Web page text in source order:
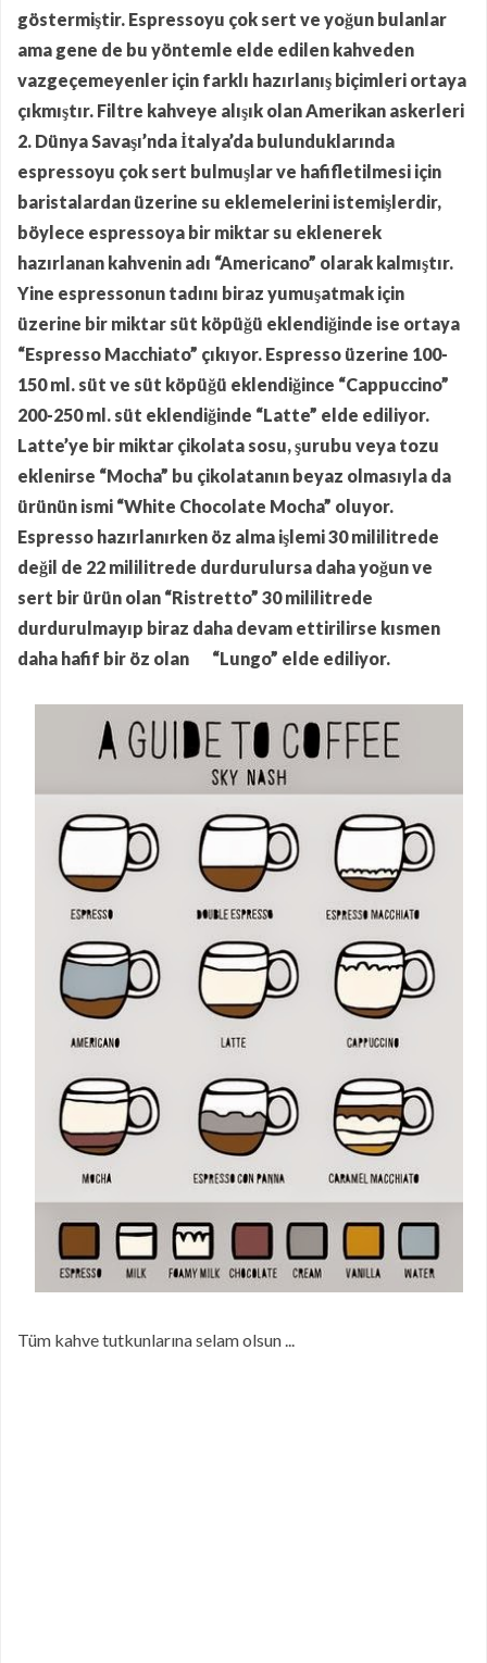
göstermiştir. Espressoyu çok sert ve yoğun bulanlar
ama gene de bu yöntemle elde edilen kahveden
vazgeçemeyenler için farklı hazırlanış biçimleri ortaya
çıkmıştır. Filtre kahveye alışık olan Amerikan askerleri
2. Dünya Savaşı’nda İtalya’da bulunduklarında
espressoyu çok sert bulmuşlar ve hafifletilmesi için
baristalardan üzerine su eklemelerini istemişlerdir,
böylece espressoya bir miktar su eklenerek
hazırlanan kahvenin adı “Americano” olarak kalmıştır.
Yine espressonun tadını biraz yumuşatmak için
üzerine bir miktar süt köpüğü eklendiğinde ise ortaya
“Espresso Macchiato” çıkıyor. Espresso üzerine 100-
150 ml. süt ve süt köpüğü eklendiğince “Cappuccino”
200-250 ml. süt eklendiğinde “Latte” elde ediliyor.
Latte’ye bir miktar çikolata sosu, şurubu veya tozu
eklenirse “Mocha” bu çikolatanın beyaz olmasıyla da
ürünün ismi “White Chocolate Mocha” oluyor.
Espresso hazırlanırken öz alma işlemi 30 mililitrede
değil de 22 mililitrede durdurulursa daha yoğun ve
sert bir ürün olan “Ristretto” 30 mililitrede
durdurulmayıp biraz daha devam ettirilirse kısmen
daha hafif bir öz olan “Lungo” elde ediliyor.
Tüm kahve tutkunlarına selam olsun ...